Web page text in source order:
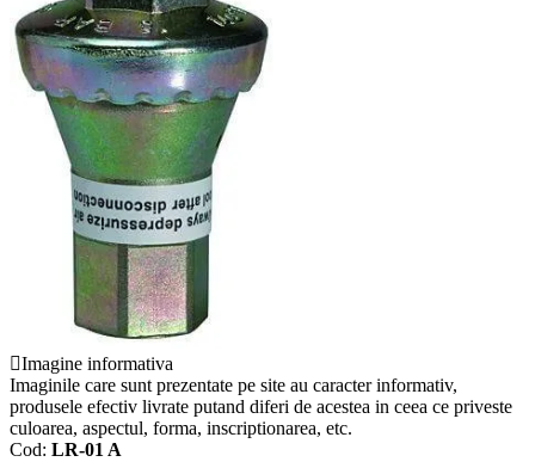
Imagine informativa
Imaginile care sunt prezentate pe site au caracter informativ,
produsele efectiv livrate putand diferi de acestea in ceea ce priveste
culoarea, aspectul, forma, inscriptionarea, etc.
Cod: LR-01 A